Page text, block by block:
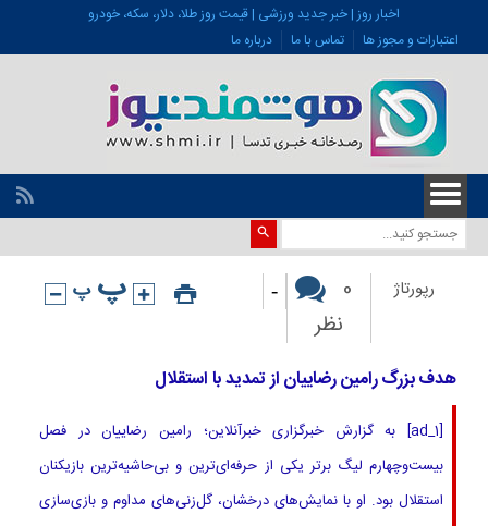
اخبار روز | خبر جدید ورزشی | قیمت روز طلا، دلار، سکه، خودرو
اعتبارات و مجوز ها
تماس با ما درباره ما
رپورتاژ
0
نظر
-
هدف بزرگ رامین رضاییان از تمدید با استقلال
[ad_1] به گزارش خبرگزاری خبرآنلاین؛ رامین رضاییان در فصل
بیست‌وچهارم لیگ برتر یکی از حرفه‌ای‌ترین و بی‌حاشیه‌ترین بازیکنان
استقلال بود. او با نمایش‌های درخشان، گل‌زنی‌های مداوم و بازی‌سازی